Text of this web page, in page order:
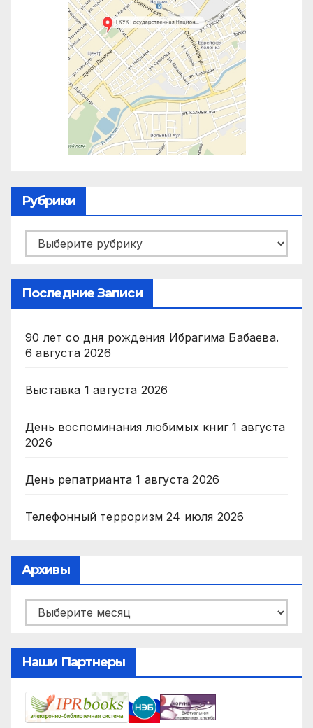
Рубрики
Рубрики
Последние Записи
90 лет со дня рождения Ибрагима Бабаева.
6 августа 2026
Выставка 1 августа 2026
День воспоминания любимых книг 1 августа
2026
День репатрианта 1 августа 2026
Телефонный терроризм 24 июля 2026
Архивы
Архивы
Наши Партнеры